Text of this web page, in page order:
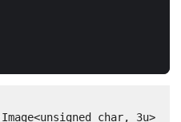
char, 3u>